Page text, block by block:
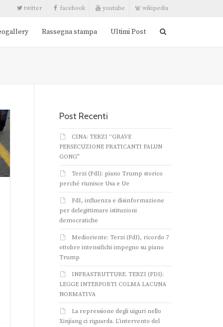
twitter facebook youtube wikipedia
Rassegna stampa Ultimi Post
Post Recenti
CINA: TERZI “GRAVE
PERSECUZIONE PRATICANTI FALUN
GONG”
Terzi (FdI): piano Trump storico
perché riunisce Usa e Ue
FdI, influenza e disinformazione
per delegittimare istituzioni
democratiche
Medioriente: Terzi (FdI), ricordo 7
ottobre intensifichi impegno su piano
Trump
INFRASTRUTTURE. TERZI (FDI):
LEGGE INTERPORTI COLMA LACUNA
NORMATIVA
La repressione degli uiguri nello
Xinjiang ci riguarda. L’intervento del